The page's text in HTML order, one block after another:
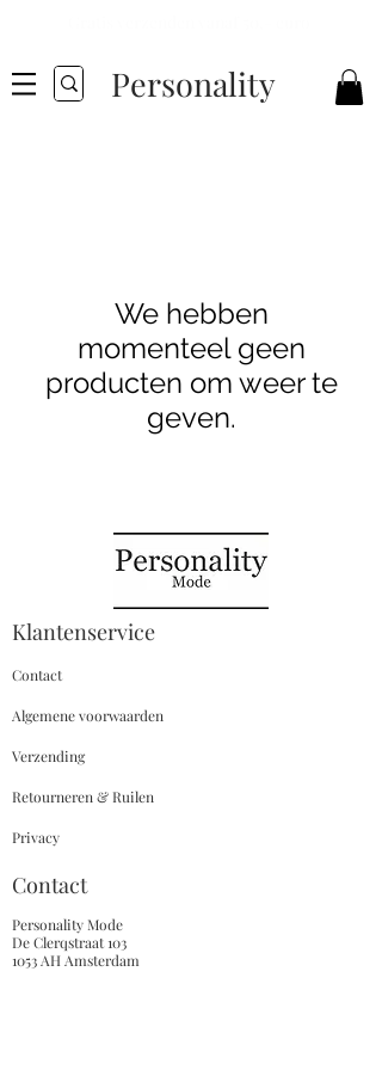
Personality
We hebben
momenteel geen
producten om weer te
geven.
Klantenservice
Contact
Algemene voorwaarden
Verzending
Retourneren & Ruilen
Privacy
Contact
Personality Mode
De Clerqstraat 103
1053 AH Amsterdam